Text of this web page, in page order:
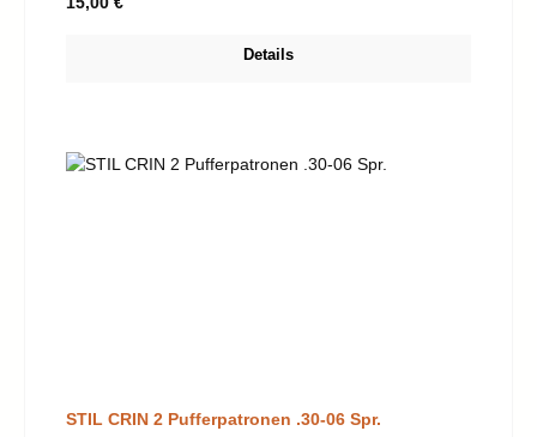
Details
STIL CRIN 2 Pufferpatronen .30-06 Spr.